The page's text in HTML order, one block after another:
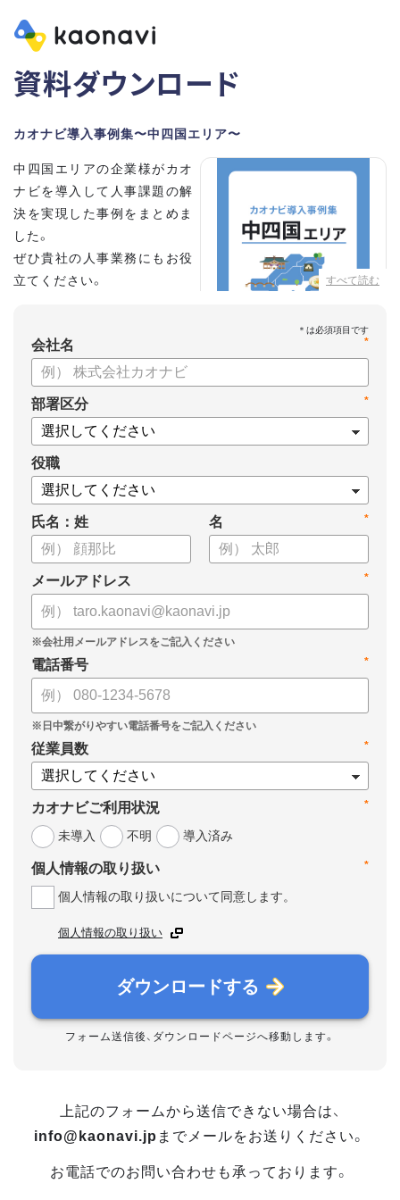
資料ダウンロード
カオナビ導入事例集〜中四国エリア〜
すべて読む
中四国エリアの企業様がカオ
ナビを導入して人事課題の解
決を実現した事例をまとめま
した。
ぜひ貴社の人事業務にもお役
立てください。
*
会社名
*
部署区分
役職
氏名：姓 *
名
*
メールアドレス
*
電話番号
*
従業員数
*
カオナビご利用状況
未導入
不明 導入済み
*
個人情報の取り扱い
個人情報の取り扱いについて同意します。
個人情報の取り扱い
ダウンロードする
フォーム送信後、ダウンロードページへ移動します。
上記のフォームから送信できない場合は、
info@kaonavi.jp までメールをお送りください。
お電話でのお問い合わせも承っております。